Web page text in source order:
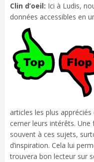
Clin d’oeil: Ici à Ludis,
données accessibles en
articles les plus
cerner leurs intérêts.
souvent à ces sujets,
d’inspiration. Cela lui
trouvera bon lecteur sur